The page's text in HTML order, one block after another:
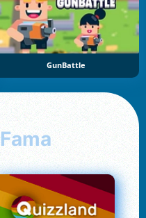
GunBattle
Fama